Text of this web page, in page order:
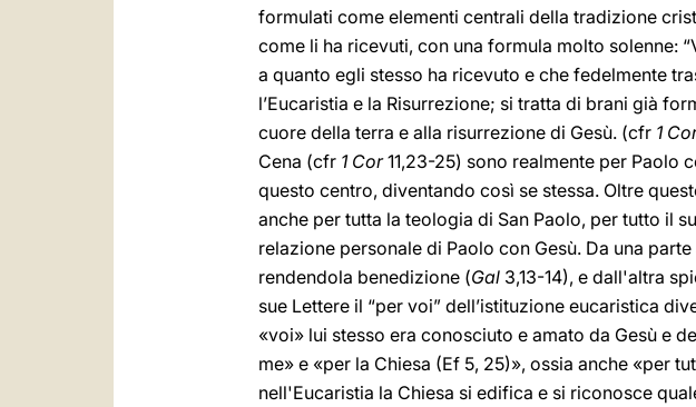
formulati come elementi centrali della tradizione
come li ha ricevuti, con una formula molto solenne:
a quanto egli stesso ha ricevuto e che fedelmente
l’Eucaristia e la Risurrezione; si tratta di brani già
cuore della terra e alla risurrezione di Gesù. (cfr 1
Cena (cfr 1 Cor11,23-25) sono realmente per Paolo
questo centro, diventando così se stessa. Oltre
anche per tutta la teologia di San Paolo, per tutto il
relazione personale di Paolo con Gesù. Da una
rendendola benedizione (Gal 3,13-14), e dall'altra
sue Lettere il “per voi” dell’istituzione eucaristica
«voi» lui stesso era conosciuto e amato da Gesù e
me» e «per la Chiesa (Ef 5, 25)», ossia anche «per
nell'Eucaristia la Chiesa si edifica e si riconosce